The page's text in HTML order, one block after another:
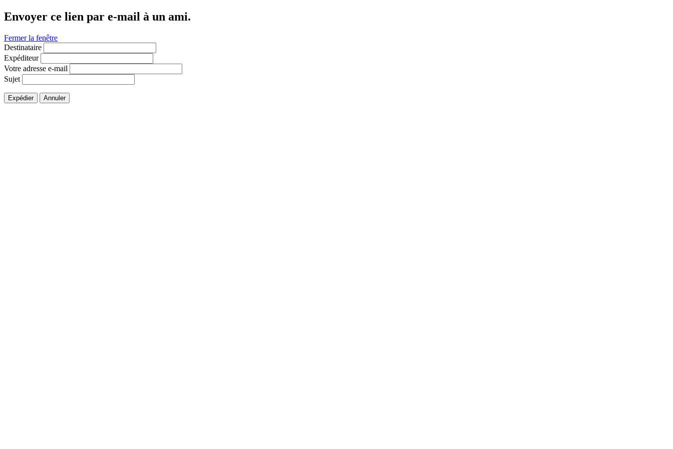
Envoyer ce lien par e-mail à un ami.
Fermer la fenêtre
Destinataire
Expéditeur
Votre adresse e-mail
Sujet
Expédier Annuler